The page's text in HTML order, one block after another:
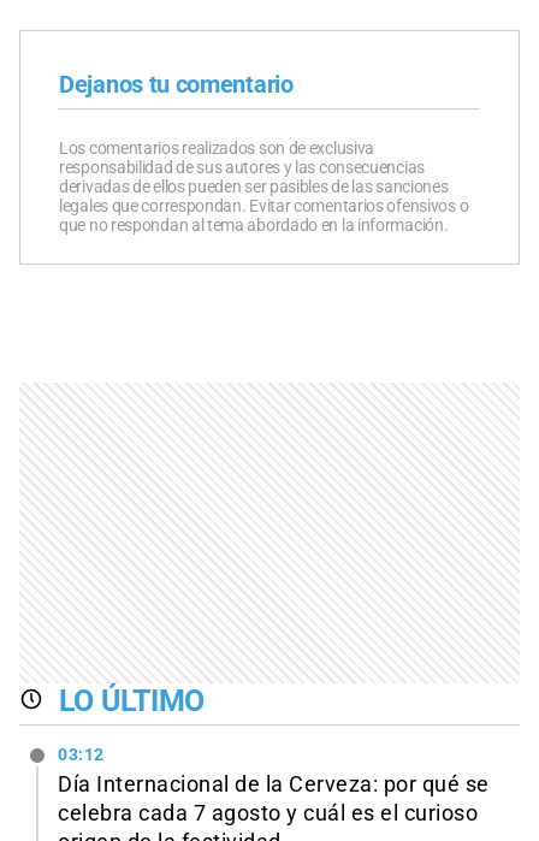
Dejanos tu comentario
Los comentarios realizados son de exclusiva
responsabilidad de sus autores y las consecuencias
derivadas de ellos pueden ser pasibles de las sanciones
legales que correspondan. Evitar comentarios ofensivos o
que no respondan al tema abordado en la información.
LO ÚLTIMO
03:12
Día Internacional de la Cerveza: por qué se
celebra cada 7 agosto y cuál es el curioso